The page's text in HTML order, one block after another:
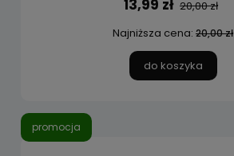
13,99 zł 20,00 zł
Najniższa cena: 20,00 zł
do koszyka
promocja